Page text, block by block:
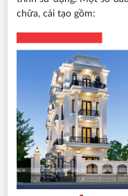
chữa, cải tạo gồm: